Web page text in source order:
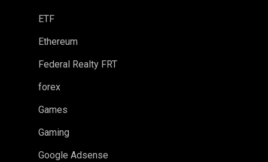
ETF
Ethereum
Federal Realty FRT
forex
Games
Gaming
Google Adsense